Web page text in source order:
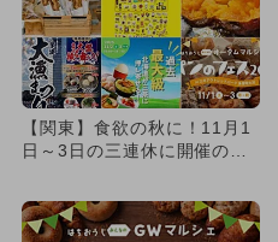
【関東】食欲の秋に！11月1
日～3日の三連休に開催のグ